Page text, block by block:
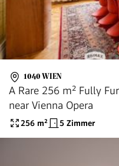
1040 WIEN
A Rare 256 m² Fully
near Vienna Opera
256 m² 5 Zimmer